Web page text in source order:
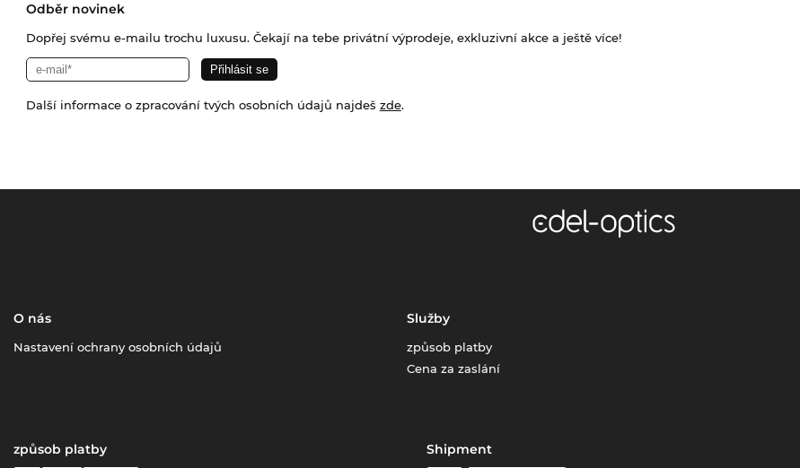
Odběr novinek
Dopřej svému e-mailu trochu luxusu. Čekají na tebe privátní výprodeje, exkluzivní akce a ještě více!
Další informace o zpracování tvých osobních údajů najdeš zde.
O nás
Nastavení ochrany osobních údajů
Služby
způsob platby
Cena za zaslání
způsob platby Shipment